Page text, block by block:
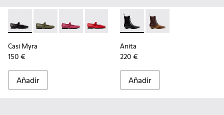
Casi Myra - K201629-001 - Zapatos negros de piel para
Casi Myra - K201629-017
Casi Myra - K201629-016 - Zapatos de piel
Casi Myra - K201629-014
Casi Myra - K201629-010
Casi Myra - K201629-
Casi Myra
150 €
Añadir
Anita - K400840-001 -
Anita - K400840-002
Anita
220 €
Añadir